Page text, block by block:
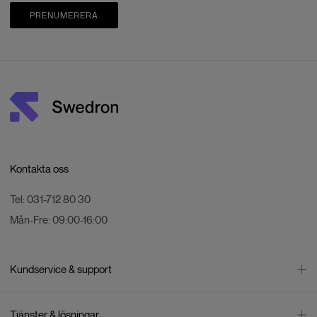
PRENUMERERA
Kontakta oss
Tel: 031-712 80 30
Mån-Fre: 09:00-16:00
Kundservice & support